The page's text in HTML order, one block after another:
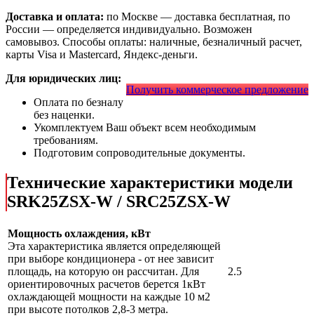
Доставка и оплата: по Москве — доставка бесплатная, по
России — определяется индивидуально. Возможен
самовывоз. Способы оплаты: наличные, безналичный расчет,
карты Visa и Mastercard, Яндекс-деньги.
Получить коммерческое предложение
Для юридических лиц:
Оплата по безналу
без наценки.
Укомплектуем Ваш объект всем необходимым
требованиям.
Подготовим сопроводительные документы.
Технические характеристики модели
SRK25ZSX-W / SRC25ZSX-W
Мощность охлаждения, кВт
Эта характеристика является определяющей
при выборе кондиционера - от нее зависит
площадь, на которую он рассчитан. Для
ориентировочных расчетов берется 1кВт
охлаждающей мощности на каждые 10 м2
при высоте потолков 2,8-3 метра.
2.5